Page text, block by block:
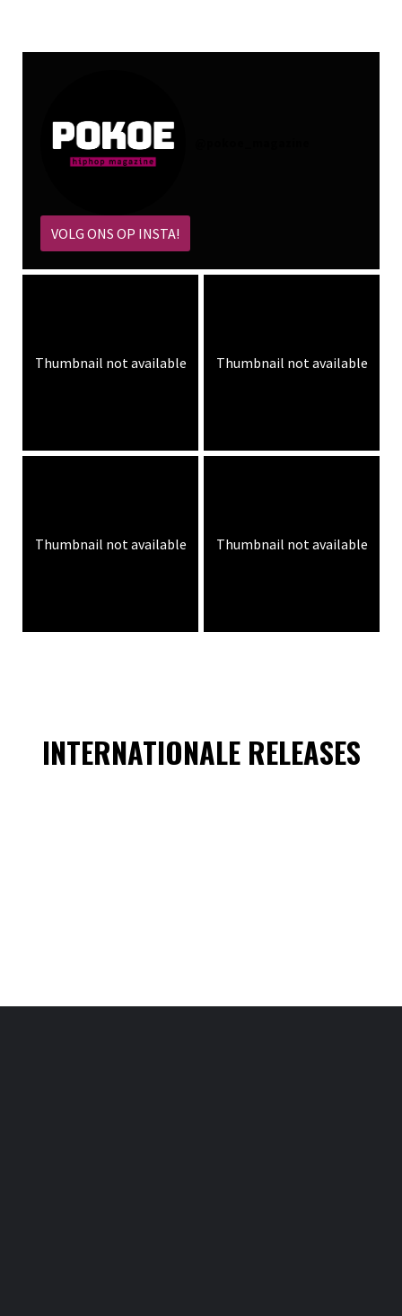
VOLG ONS OP INSTA!
Thumbnail not available Thumbnail not available
Thumbnail not available Thumbnail not available
INTERNATIONALE RELEASES